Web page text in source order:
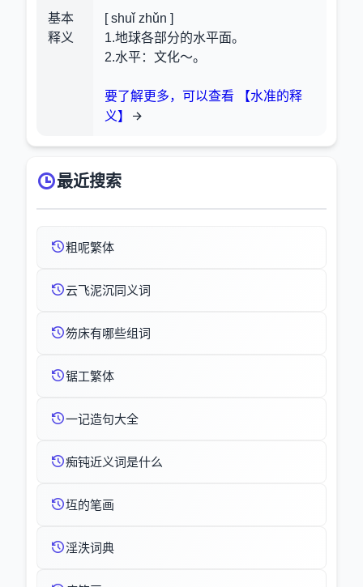
基本
释义
[ shuǐ zhǔn ]
1.地球各部分的水平面。
2.水平：文化～。
要了解更多，可以查看 【水准的释
义】
最近搜索
粗呢繁体
云飞泥沉同义词
笏床有哪些组词
锯工繁体
一记造句大全
痴钝近义词是什么
坘的笔画
淫泆词典